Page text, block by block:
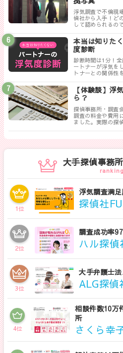
浮気調査で不倫現
偵社から入手！ど
して認められるの
写真について解説
本当は知りた
度診断
診断時間は1分！
ートナーが浮気を
トナーとの関係性
【体験談】浮
ら？
探偵事務所・調査
調査の料金や費用
ました。実際の探
大手探偵事務
1位
浮気調査満
探偵社
2位
調査成功率
ハル探偵
3位
大手弁護士
ALG探偵
4位
相談件数10万
所
さくら幸